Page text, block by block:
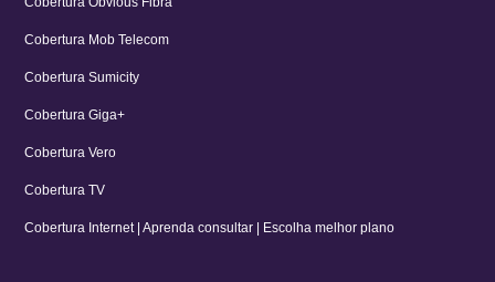
Cobertura Mob Telecom
Cobertura Sumicity
Cobertura Giga+
Cobertura Vero
Cobertura TV
Cobertura Internet | Aprenda consultar | Escolha melhor plano